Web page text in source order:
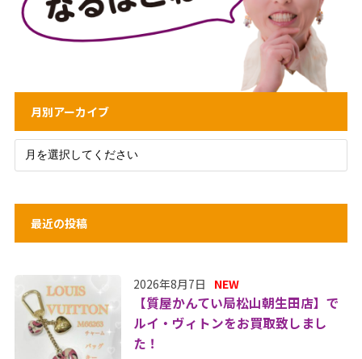
月別アーカイブ
最近の投稿
2026年8月7日 NEW
【質屋かんてい局松山朝生田店】で
ルイ・ヴィトンをお買取致しまし
た！